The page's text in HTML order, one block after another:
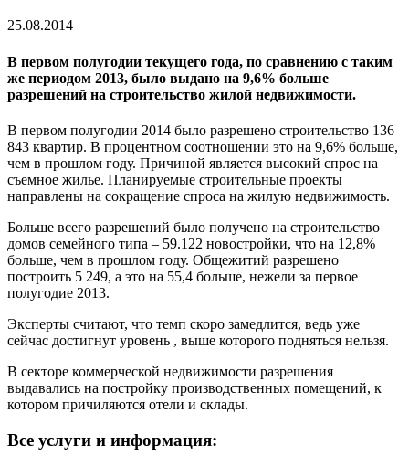
25.08.2014
В первом полугодии текущего года, по сравнению с таким
же периодом 2013, было выдано на 9,6% больше
разрешений на строительство жилой недвижимости.
В первом полугодии 2014 было разрешено строительство 136
843 квартир. В процентном соотношении это на 9,6% больше,
чем в прошлом году. Причиной является высокий спрос на
съемное жилье. Планируемые строительные проекты
направлены на сокращение спроса на жилую недвижимость.
Больше всего разрешений было получено на строительство
домов семейного типа – 59.122 новостройки, что на 12,8%
больше, чем в прошлом году. Общежитий разрешено
построить 5 249, а это на 55,4 больше, нежели за первое
полугодие 2013.
Эксперты считают, что темп скоро замедлится, ведь уже
сейчас достигнут уровень , выше которого подняться нельзя.
В секторе коммерческой недвижимости разрешения
выдавались на постройку производственных помещений, к
котором причиляются отели и склады.
Все услуги и информация: